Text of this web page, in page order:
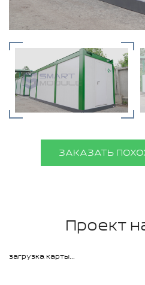
ЗАКАЗАТЬ
Проект
загрузка карты...